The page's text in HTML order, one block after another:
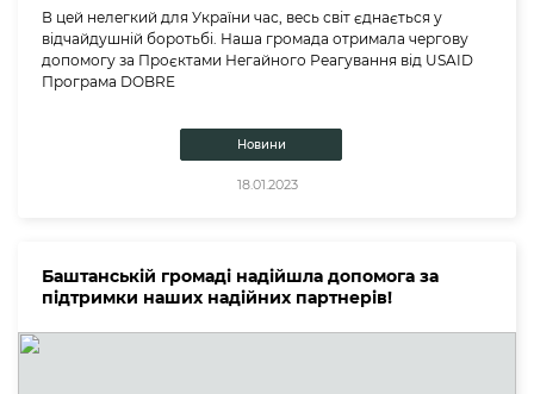
В цей нелегкий для України час, весь світ єднається у
відчайдушній боротьбі. Наша громада отримала чергову
допомогу за Проєктами Негайного Реагування від USAID
Програма DOBRE
Новини
18.01.2023
Баштанській громаді надійшла допомога за
підтримки наших надійних партнерів!